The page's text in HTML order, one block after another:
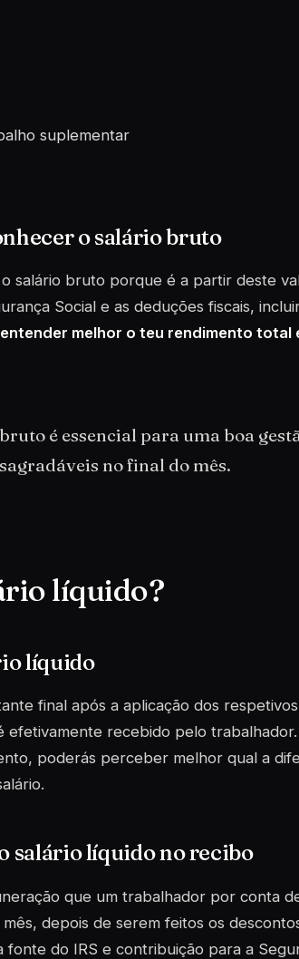
suplementar
o salário bruto
salário bruto porque é a partir deste
Social e as deduções fiscais,
melhor o teu rendimento total
é essencial para uma boa
no final do mês.
líquido?
líquido
final após a aplicação dos
efetivamente recebido pelo
poderás perceber melhor qual a
salário líquido no recibo
que um trabalhador por conta
depois de serem feitos os
do IRS e contribuição para a